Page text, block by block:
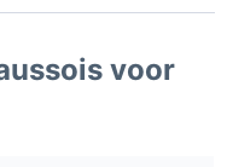
voor